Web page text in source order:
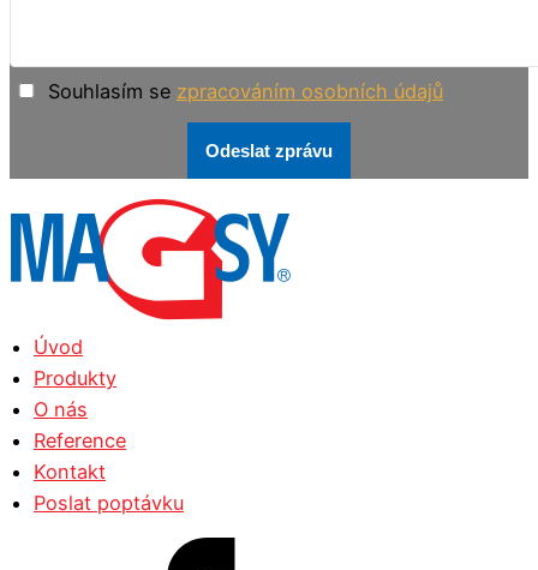
Souhlasím se zpracováním osobních údajů
Odeslat zprávu
Úvod
Produkty
O nás
Reference
Kontakt
Poslat poptávku